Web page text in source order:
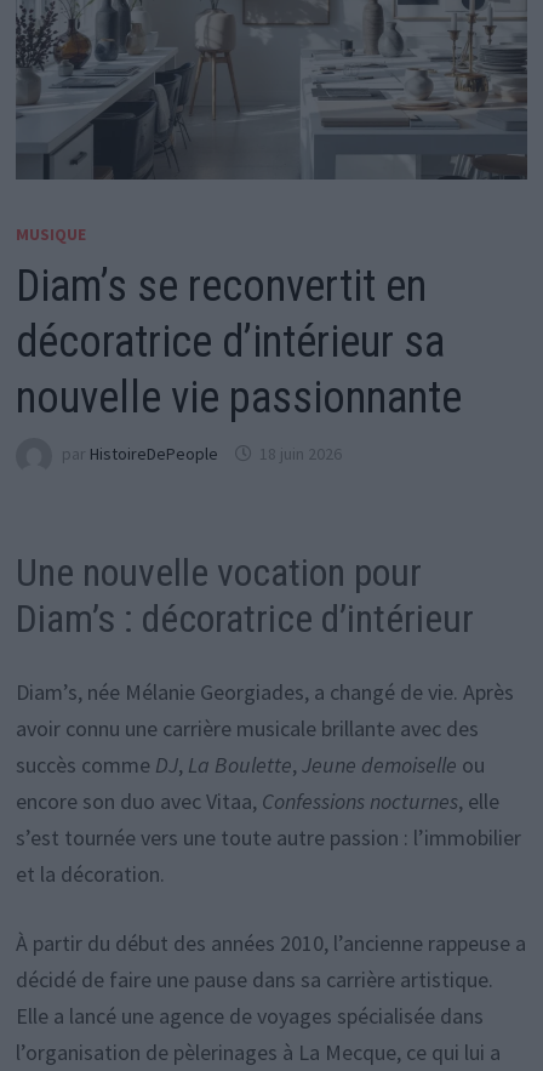
MUSIQUE
Diam’s se reconvertit en
décoratrice d’intérieur sa
nouvelle vie passionnante
par HistoireDePeople 18 juin 2026
Une nouvelle vocation pour
Diam’s : décoratrice d’intérieur
Diam’s, née Mélanie Georgiades, a changé de vie. Après
avoir connu une carrière musicale brillante avec des
succès comme DJ, La Boulette,Jeune demoiselle ou
encore son duo avec Vitaa, Confessions nocturnes, elle
s’est tournée vers une toute autre passion : l’immobilier
et la décoration.
À partir du début des années 2010, l’ancienne rappeuse a
décidé de faire une pause dans sa carrière artistique.
Elle a lancé une agence de voyages spécialisée dans
l’organisation de pèlerinages à La Mecque, ce qui lui a